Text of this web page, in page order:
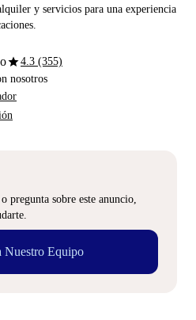
y servicios para una experiencia
star4.3 (355)
nosotros
pregunta sobre este anuncio,
Nuestro Equipo